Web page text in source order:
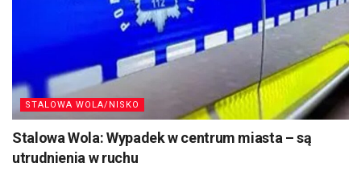
STALOWA WOLA/NISKO
Stalowa Wola: Wypadek w centrum miasta – są
utrudnienia w ruchu